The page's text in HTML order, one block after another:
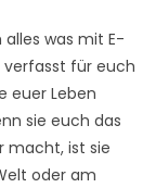
was mit E-
für euch
euer Leben
sie euch das
macht, ist sie
oder am